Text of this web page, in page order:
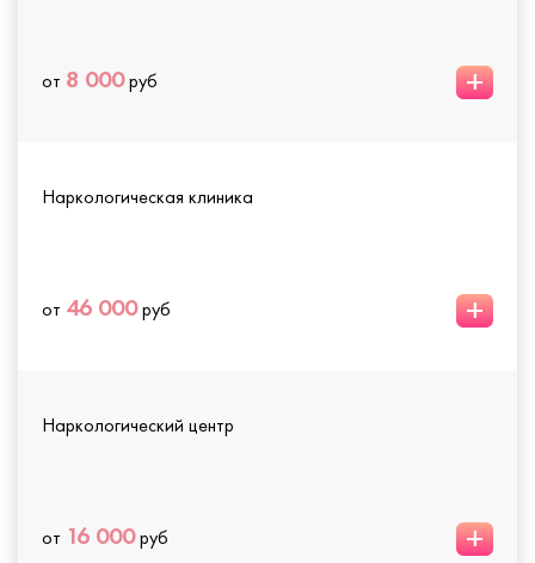
от 8 000руб +
Наркологическая клиника
от 46 000руб +
Наркологический центр
от 16 000руб +